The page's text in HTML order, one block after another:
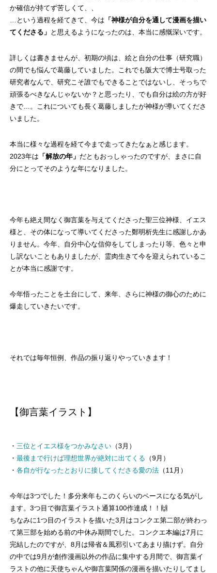
か確信が持てず苦しくて、、
…という過程を経てきて、今は 「神様が自分を通して漫画を描い
てくださる」 と思えるようになったのは、本当に感慨深いです。
詳しくは書きませんが、初期の頃は、絵と自分の仕事（研究職）
の間でも悩んで葛藤していました。これでも阪大で博士号取った
研究者なんで、研究こそ誰でもできることではないし、そっちで
頑張るべきなんじゃないか？と思ったり、でも自分は絵の方が好
きで…。これについても長く葛藤しましたが神様が導いてくださ
いました。
本当に様々な過程を経て今まで走ってきたなぁと感じます。
2023年は 「解放の年」 だともおっしゃったのですが、まさに自
分にとってそのような年になりました。
今年も絶え間なく御言葉を与えてくださった聖三位神様、イエス
様と、その体になって導いてくださった鄭明析先生に感謝しかあ
りません。今年、自分中心な信仰をしてしまったり等、色々と申
し訳ないこともありましたが、霊肉生きて今を迎えられているこ
とが本当に感謝です。
今年悟ったことを土台にして、来年、さらに神様の御心のために
爆走していきたいです。
それでは毎年恒例、作品の振り返りやっていきます！
【御言葉イラスト】
・ 三位とイエス様をつかみなさい （3月）
・ 最後まで行けば理想世界が絶対に出てくる （9月）
・ 各自が行なったとおりに接してくださる愛の法 （11月）
今年は3つでした！多分来年もこのくらいのペースになる気がし
ます。3つ目で御言葉イラスト通算100作達成！！🙌
ちなみに1つ目のイラストを描いた3月はコンクエ第二部が終わっ
て第三部を始める前の中休み期間でした。コンクエ本編は7月に
完結したのですが、8月は帰省＆風邪引いてあまり描けず。自分
の中では9月が創作漫画以外の作品に集中する月間で、御言葉イ
ラストの他に天使ちゃんや御言葉関係の漫画を描いたりしてまし